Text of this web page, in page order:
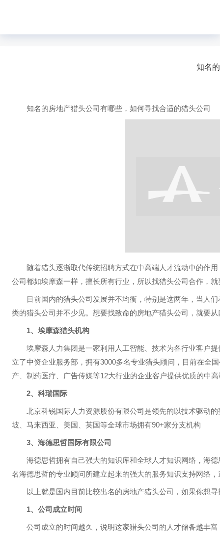
知名
知名的房地产猎头公司有哪些，如何寻找合适的猎头公司
随着猎头逐渐取代传统招聘方式在中高端人才流动中的作用
公司都如埃摩森一样，擅长所有行业，所以找猎头公司合作，
目前国内的猎头公司发展并不均衡，特别是这两年，当人们
类的猎头公司并不少见。想要找致命的房地产猎头公司，就要
1、埃摩森猎头机构
埃摩森人力集团是一家利用人工智能、技术为各行业客户提
立了中资企业服务部，拥有3000多名专业猎头顾问，目前在全
产、制药医疗、广告传媒等12大行业的企业客户提供优质的中
2、科瑞国际
北京科锐国际人力资源股份有限公司是领先的以技术驱动的
坡、马来西亚、美国、英国等全球市场拥有90+家分支机构
3、海德思哲国际有限公司
海德思哲拥有自己强大的知识库和全球人才知识网络，海德
名海德思哲的专业顾问所建立起来的强大的服务知识支持网络
以上就是国内目前比较出名的房地产猎头公司，如果你想寻
1、公司成立时间
公司成立的时间越久，说明这家猎头公司的人才储备越丰富